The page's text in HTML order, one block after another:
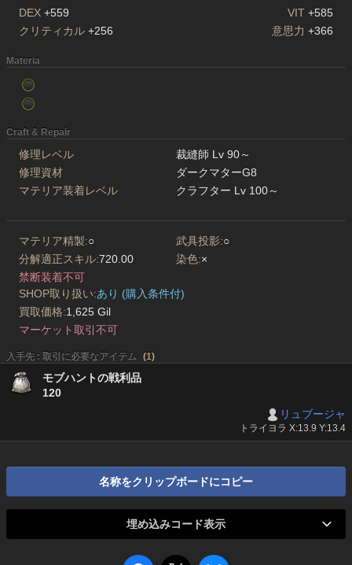
DEX +559 VIT +585
クリティカル +256 意思力 +366
Materia
Craft & Repair
修理レベル
裁縫師 Lv 90～
修理資材
ダークマターG8
マテリア装着レベル
クラフター Lv 100～
マテリア精製:○ 武具投影:○
分解適正スキル:720.00 染色:×
禁断装着不可
SHOP取り扱い:あり (購入条件付)
買取価格:1,625 Gil
マーケット取引不可
入手先 : 取引に必要なアイテム (1)
モブハントの戦利品
120
リュブージャ
トライヨラ X:13.9 Y:13.4
名称をクリップボードにコピー
埋め込みコード表示